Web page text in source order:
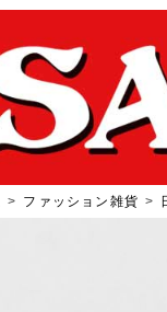
> ファッション雑貨 >